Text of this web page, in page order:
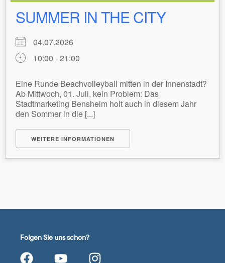
SUMMER IN THE CITY
04.07.2026
10:00 - 21:00
Eine Runde Beachvolleyball mitten in der Innenstadt?
Ab Mittwoch, 01. Juli, kein Problem: Das
Stadtmarketing Bensheim holt auch in diesem Jahr
den Sommer in die [...]
WEITERE INFORMATIONEN
Folgen Sie uns schon?